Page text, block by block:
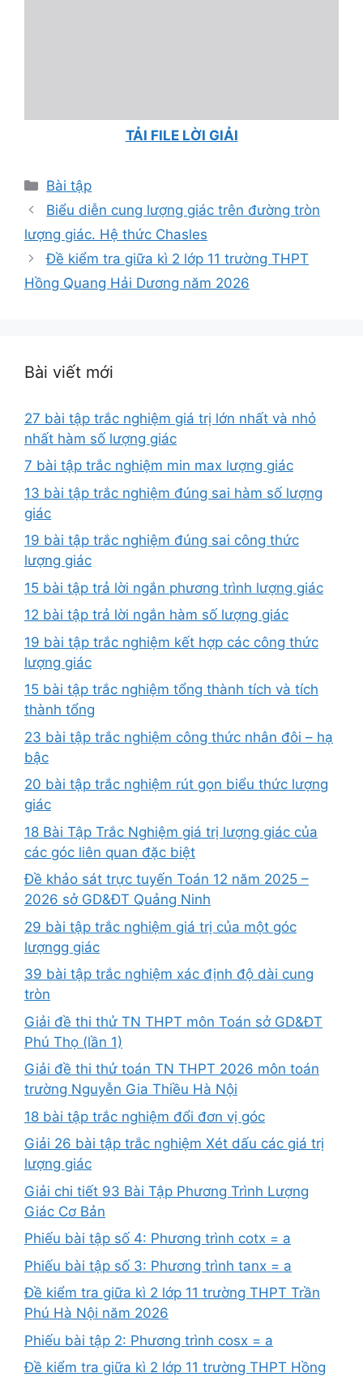
TẢI FILE LỜI GIẢI
Danh
mục
Bài tập
Biểu diễn cung lượng giác trên đường tròn
lượng giác. Hệ thức Chasles
Đề kiểm tra giữa kì 2 lớp 11 trường THPT
Hồng Quang Hải Dương năm 2026
Bài viết mới
27 bài tập trắc nghiệm giá trị lớn nhất và nhỏ
nhất hàm số lượng giác
7 bài tập trắc nghiệm min max lượng giác
13 bài tập trắc nghiệm đúng sai hàm số lượng
giác
19 bài tập trắc nghiệm đúng sai công thức
lượng giác
15 bài tập trả lời ngắn phương trình lượng giác
12 bài tập trả lời ngắn hàm số lượng giác
19 bài tập trắc nghiệm kết hợp các công thức
lượng giác
15 bài tập trắc nghiệm tổng thành tích và tích
thành tổng
23 bài tập trắc nghiệm công thức nhân đôi – hạ
bậc
20 bài tập trắc nghiệm rút gọn biểu thức lượng
giác
18 Bài Tập Trắc Nghiệm giá trị lượng giác của
các góc liên quan đặc biệt
Đề khảo sát trực tuyến Toán 12 năm 2025 –
2026 sở GD&ĐT Quảng Ninh
29 bài tập trắc nghiệm giá trị của một góc
lượngg giác
39 bài tập trắc nghiệm xác định độ dài cung
tròn
Giải đề thi thử TN THPT môn Toán sở GD&ĐT
Phú Thọ (lần 1)
Giải đề thi thử toán TN THPT 2026 môn toán
trường Nguyễn Gia Thiều Hà Nội
18 bài tập trắc nghiệm đổi đơn vị góc
Giải 26 bài tập trắc nghiệm Xét dấu các giá trị
lượng giác
Giải chi tiết 93 Bài Tập Phương Trình Lượng
Giác Cơ Bản
Phiếu bài tập số 4: Phương trình cotx = a
Phiếu bài tập số 3: Phương trình tanx = a
Đề kiểm tra giữa kì 2 lớp 11 trường THPT Trần
Phú Hà Nội năm 2026
Phiếu bài tập 2: Phương trình cosx = a
Đề kiểm tra giữa kì 2 lớp 11 trường THPT Hồng